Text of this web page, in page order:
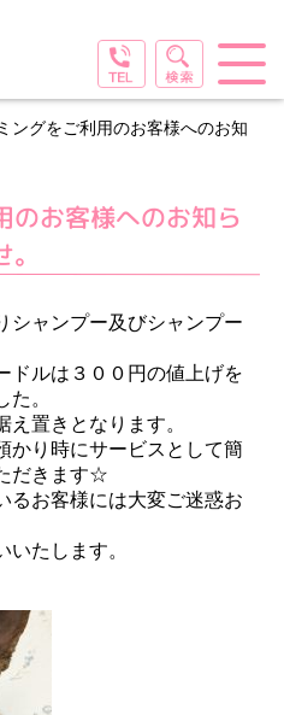
ングをご利用のお客様へのお知
のお客様へのお知ら
。
シャンプー及びシャンプー
ドルは３００円の値上げを
。
置きとなります。
かり時にサービスとして簡
だきます☆
るお客様には大変ご迷惑お
たします。